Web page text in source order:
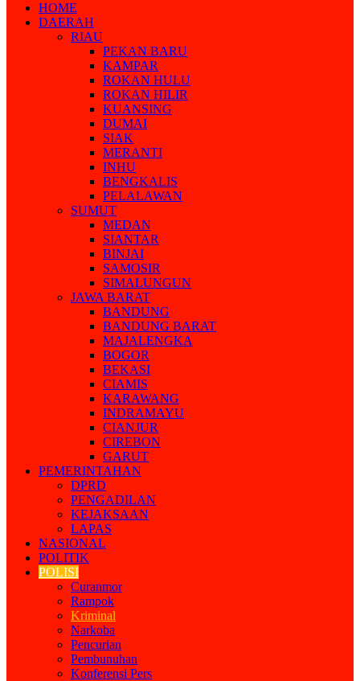
HOME
DAERAH
RIAU
PEKAN BARU
KAMPAR
ROKAN HULU
ROKAN HILIR
KUANSING
DUMAI
SIAK
MERANTI
INHU
BENGKALIS
PELALAWAN
SUMUT
MEDAN
SIANTAR
BINJAI
SAMOSIR
SIMALUNGUN
JAWA BARAT
BANDUNG
BANDUNG BARAT
MAJALENGKA
BOGOR
BEKASI
CIAMIS
KARAWANG
INDRAMAYU
CIANJUR
CIREBON
GARUT
PEMERINTAHAN
DPRD
PENGADILAN
KEJAKSAAN
LAPAS
NASIONAL
POLITIK
POLISI
Curanmor
Rampok
Kriminal
Narkoba
Pencurian
Pembunuhan
Konferensi Pers